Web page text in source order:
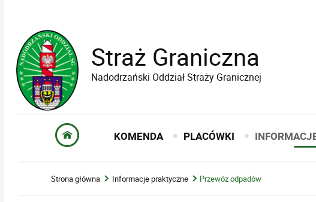
Straż Graniczna
Nadodrzański Oddział Straży Granicznej
KOMENDA PLACÓWKI
Strona główna Informacje praktyczne Przewóz odpadów